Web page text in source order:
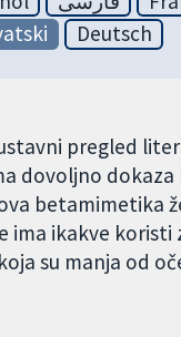
Deutsch
pregled
dovoljno
betamimetika
ima ikakve koristi
su manja od